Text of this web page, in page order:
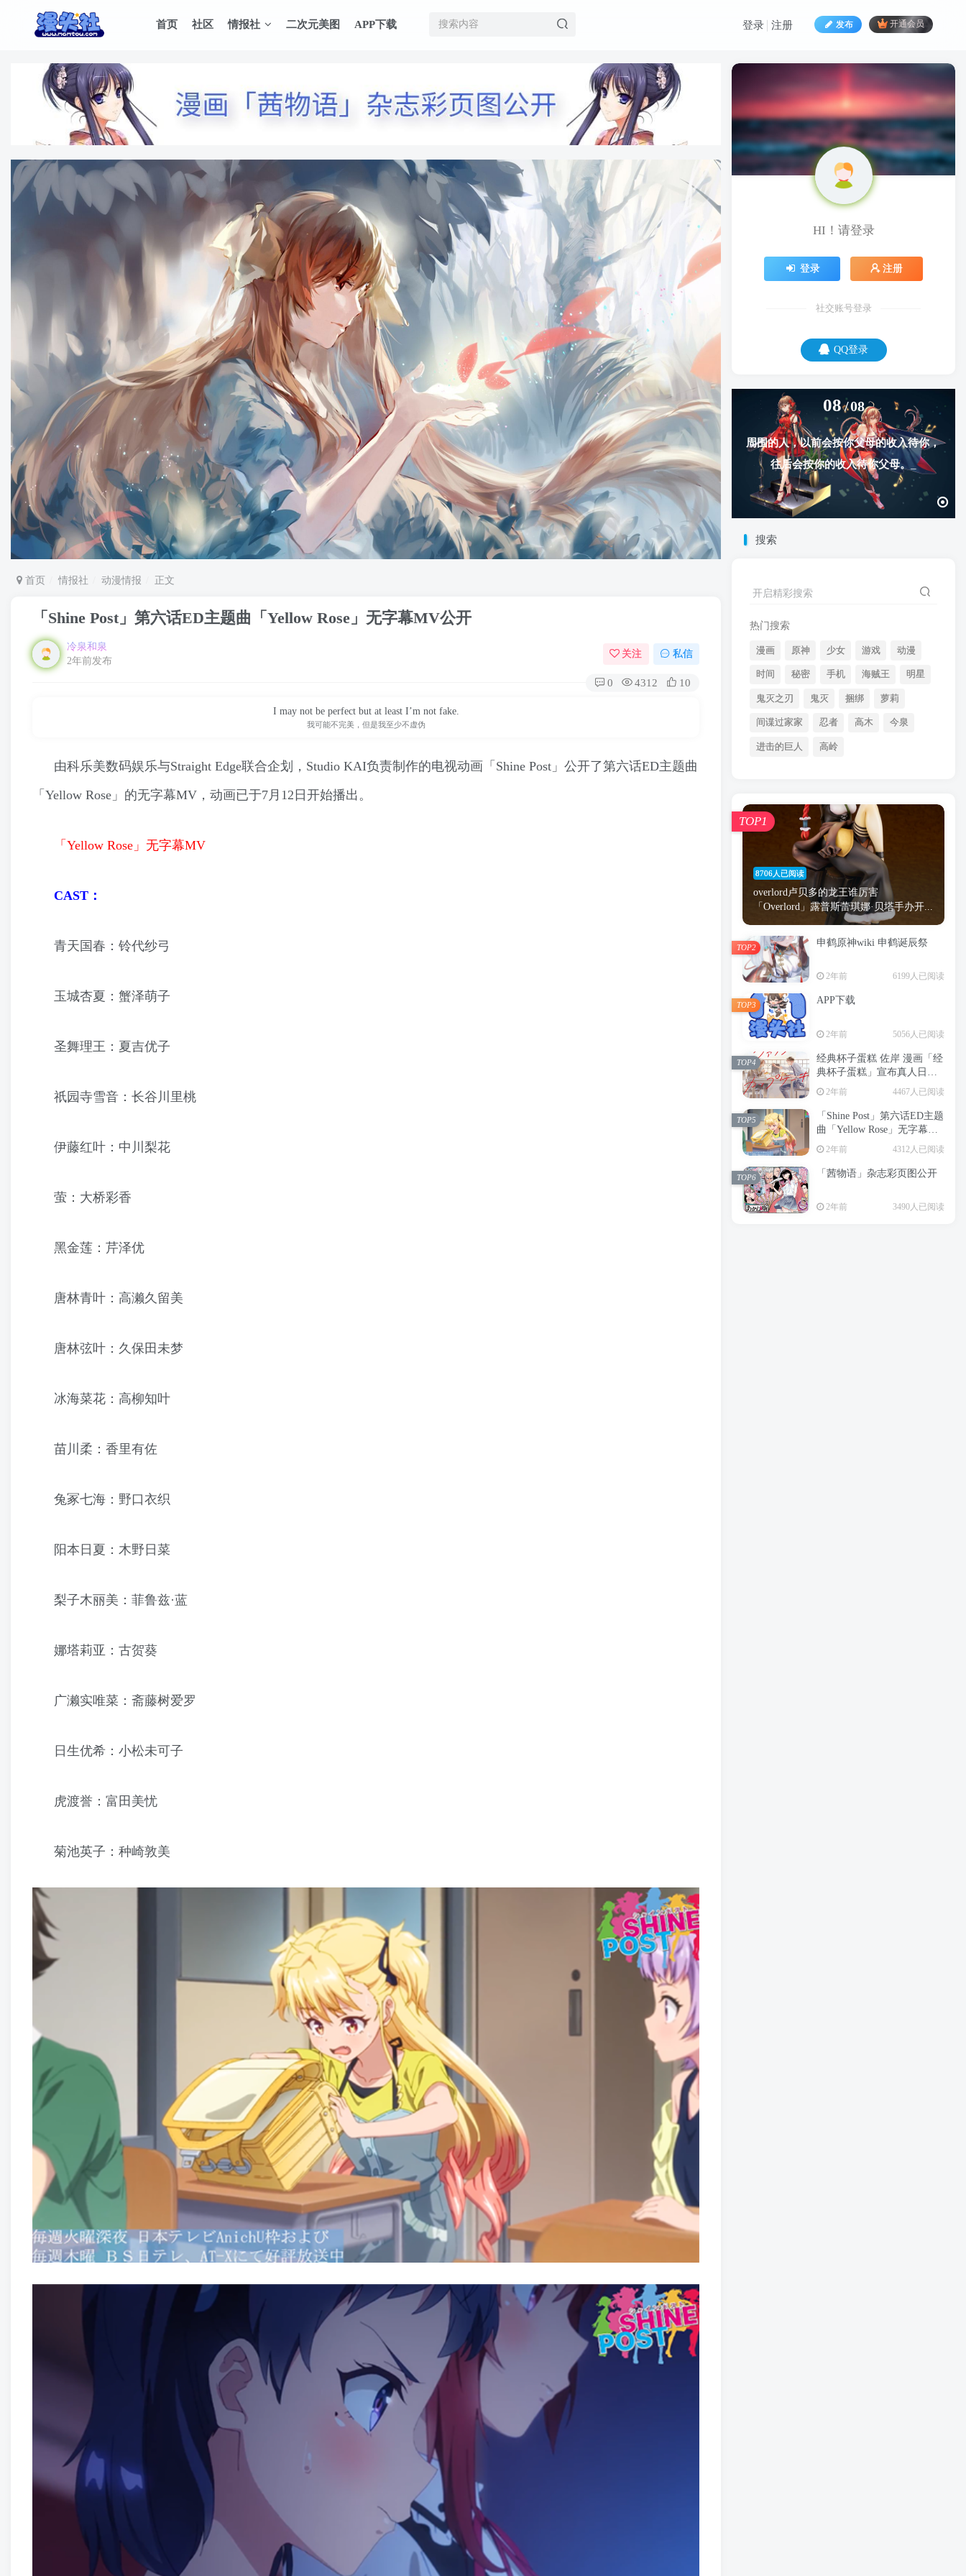
首页 社区 情报社 二次元美图 APP下载 发布 开通会员
登录 注册
首页 情报社 动漫情报 正文
「Shine Post」第六话ED主题曲「Yellow Rose」无字幕MV公开
冷泉和泉
2年前发布
关注 私信
0 4312 10
I may not be perfect but at least I’m not fake.
我可能不完美，但是我至少不虚伪
由科乐美数码娱乐与Straight Edge联合企划，Studio KAI负责制作的电视动画「Shine Post」公开了第六话ED主题曲
「Yellow Rose」的无字幕MV，动画已于7月12日开始播出。
「Yellow Rose」无字幕MV
CAST：
青天国春：铃代纱弓
玉城杏夏：蟹泽萌子
圣舞理王：夏吉优子
祇园寺雪音：长谷川里桃
伊藤红叶：中川梨花
萤：大桥彩香
黑金莲：芹泽优
唐林青叶：高濑久留美
唐林弦叶：久保田未梦
冰海菜花：高柳知叶
苗川柔：香里有佐
兔冢七海：野口衣织
阳本日夏：木野日菜
梨子木丽美：菲鲁兹·蓝
娜塔莉亚：古贺葵
广濑实唯菜：斋藤树爱罗
日生优希：小松未可子
虎渡誉：富田美忧
菊池英子：种崎敦美
HI！请登录
登录 注册
社交账号登录
QQ登录
08 08
周围的人，以前会按你父母的收入待你，
往后会按你的收入待你父母。
搜索
开启精彩搜索
热门搜索
漫画 原神 少女 游戏 动漫
时间 秘密 手机 海贼王 明星
鬼灭之刃 鬼灭 捆绑 萝莉
间谍过家家 忍者 高木 今泉
进击的巨人 高岭
8706人已阅读
overlord卢贝多的龙王谁厉害
「Overlord」露普斯蕾琪娜·贝塔手办开...
TOP1
申鹤原神wiki 申鹤诞辰祭
2年前 6199人已阅读
TOP2
APP下载
2年前 5056人已阅读
TOP3
经典杯子蛋糕 佐岸 漫画「经
典杯子蛋糕」宣布真人日剧
化
2年前 4467人已阅读
TOP4
「Shine Post」第六话ED主题
曲「Yellow Rose」无字幕MV
公开
2年前 4312人已阅读
TOP5
「茜物语」杂志彩页图公开
2年前 3490人已阅读
TOP6